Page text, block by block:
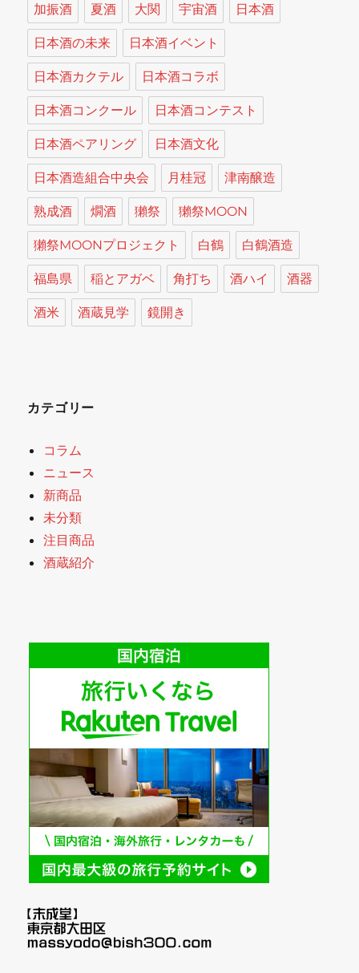
加振酒 夏酒 大関 宇宙酒 日本酒
日本酒の未来 日本酒イベント
日本酒カクテル 日本酒コラボ
日本酒コンクール 日本酒コンテスト
日本酒ペアリング 日本酒文化
日本酒造組合中央会 月桂冠 津南醸造
熟成酒 燗酒 獺祭 獺祭MOON
獺祭MOONプロジェクト 白鶴 白鶴酒造
福島県 稲とアガベ 角打ち 酒ハイ 酒器
酒米 酒蔵見学 鏡開き
カテゴリー
コラム
ニュース
新商品
未分類
注目商品
酒蔵紹介